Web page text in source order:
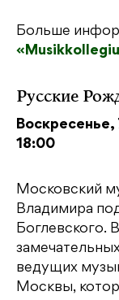
Больше
Русские
Воскресенье,
18:00
Московский
Владимира
Боглевского.
ведущих
Москвы,